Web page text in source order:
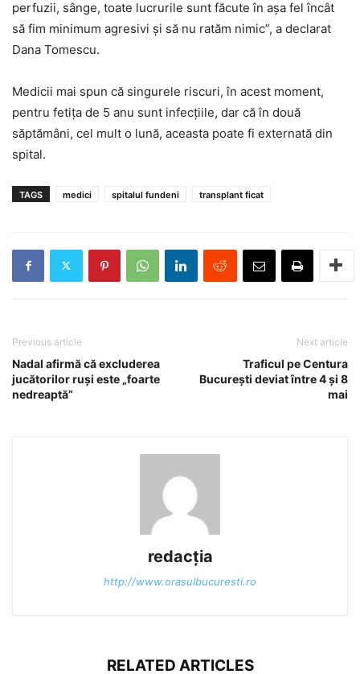
perfuzii, sânge, toate lucrurile sunt făcute în aşa fel încât
să fim minimum agresivi şi să nu ratăm nimic”, a declarat
Dana Tomescu.
Medicii mai spun că singurele riscuri, în acest moment,
pentru fetiţa de 5 anu sunt infecţiile, dar că în două
săptămâni, cel mult o lună, aceasta poate fi externată din
spital.
TAGS medici spitalul fundeni transplant ficat
Previous article
Nadal afirmă că excluderea
jucătorilor ruși este „foarte
nedreaptă”
Next article
Traficul pe Centura
București deviat între 4 și 8
mai
redacția
http://www.orasulbucuresti.ro
RELATED ARTICLES